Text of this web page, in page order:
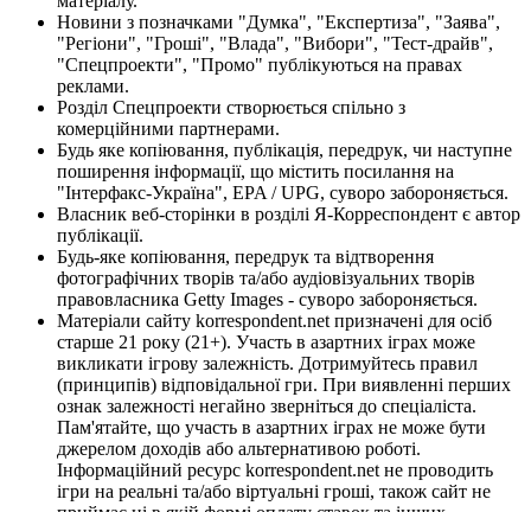
Новини з позначками "Думка", "Експертиза", "Заява",
"Регіони", "Гроші", "Влада", "Вибори", "Тест-драйв",
"Спецпроекти", "Промо" публікуються на правах
реклами.
Розділ Спецпроекти створюється спільно з
комерційними партнерами.
Будь яке копіювання, публікація, передрук, чи наступне
поширення інформації, що містить посилання на
"Інтерфакс-Україна", EPA / UPG, суворо забороняється.
Власник веб-сторінки в розділі Я-Корреспондент є автор
публікації.
Будь-яке копіювання, передрук та відтворення
фотографічних творів та/або аудіовізуальних творів
правовласника Getty Images - суворо забороняється.
Матеріали сайту korrespondent.net призначені для осіб
старше 21 року (21+). Участь в азартних іграх може
викликати ігрову залежність. Дотримуйтесь правил
(принципів) відповідальної гри. При виявленні перших
ознак залежності негайно зверніться до спеціаліста.
Пам'ятайте, що участь в азартних іграх не може бути
джерелом доходів або альтернативою роботі.
Інформаційний ресурс korrespondent.net не проводить
ігри на реальні та/або віртуальні гроші, також сайт не